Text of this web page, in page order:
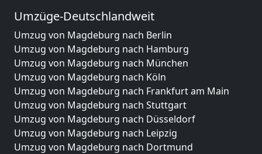
Umzüge-Deutschlandweit
Umzug von Magdeburg nach Berlin
Umzug von Magdeburg nach Hamburg
Umzug von Magdeburg nach München
Umzug von Magdeburg nach Köln
Umzug von Magdeburg nach Frankfurt am Main
Umzug von Magdeburg nach Stuttgart
Umzug von Magdeburg nach Düsseldorf
Umzug von Magdeburg nach Leipzig
Umzug von Magdeburg nach Dortmund